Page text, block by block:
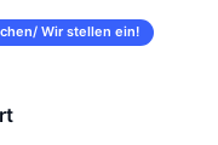
Wir stellen ein!